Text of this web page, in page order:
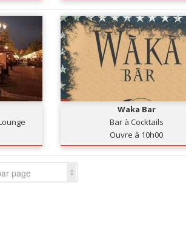
Waka Bar
Bar à Cocktails
Ouvre à 10h00
page